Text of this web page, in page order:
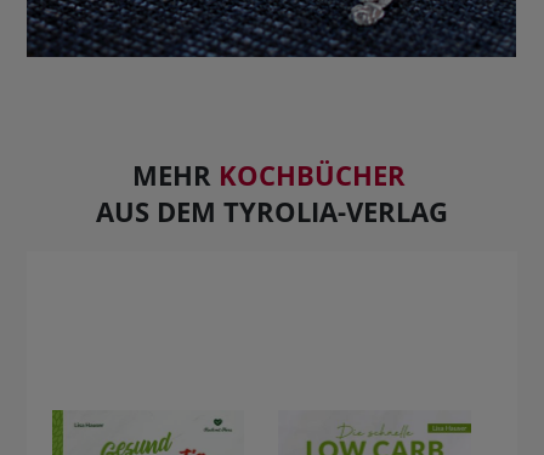
MEHR KOCHBÜCHER
AUS DEM TYROLIA-VERLAG